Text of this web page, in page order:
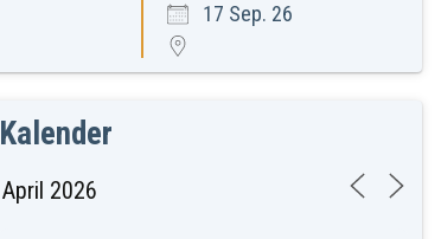
17 Sep. 26
Kalender